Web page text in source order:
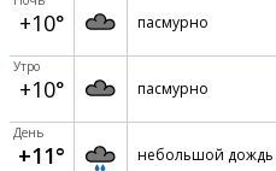
+10° пасмурно
Утро
+10° пасмурно
День
+11° небольшой дождь